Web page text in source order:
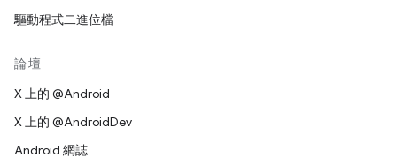
驅動程式二進位檔
論壇
X 上的 @Android
X 上的 @AndroidDev
Android 網誌